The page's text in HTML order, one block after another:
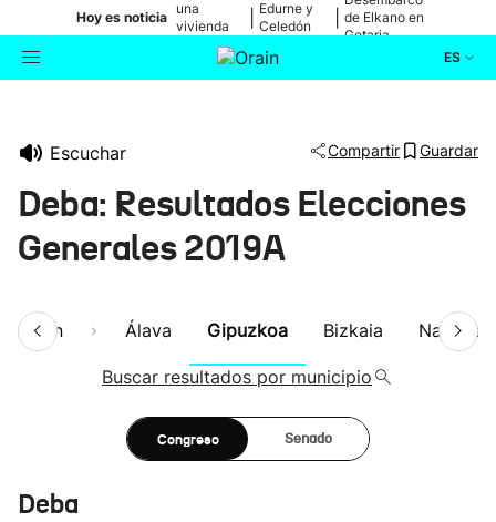
Hoy es noticia
una
vivienda
de Bilbao
Edurne y
Celedón
de Elkano en
Getaria
ES
Cultura
Escuchar Compartir Guardar
Deba: Resultados Elecciones
Generales 2019A
Álava Gipuzkoa Bizkaia Navarra
Buscar resultados por municipio
Congreso Senado
Deba